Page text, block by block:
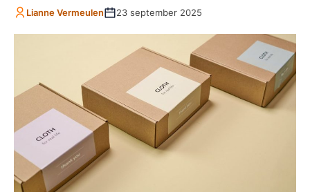
Lianne Vermeulen 23 september 2025